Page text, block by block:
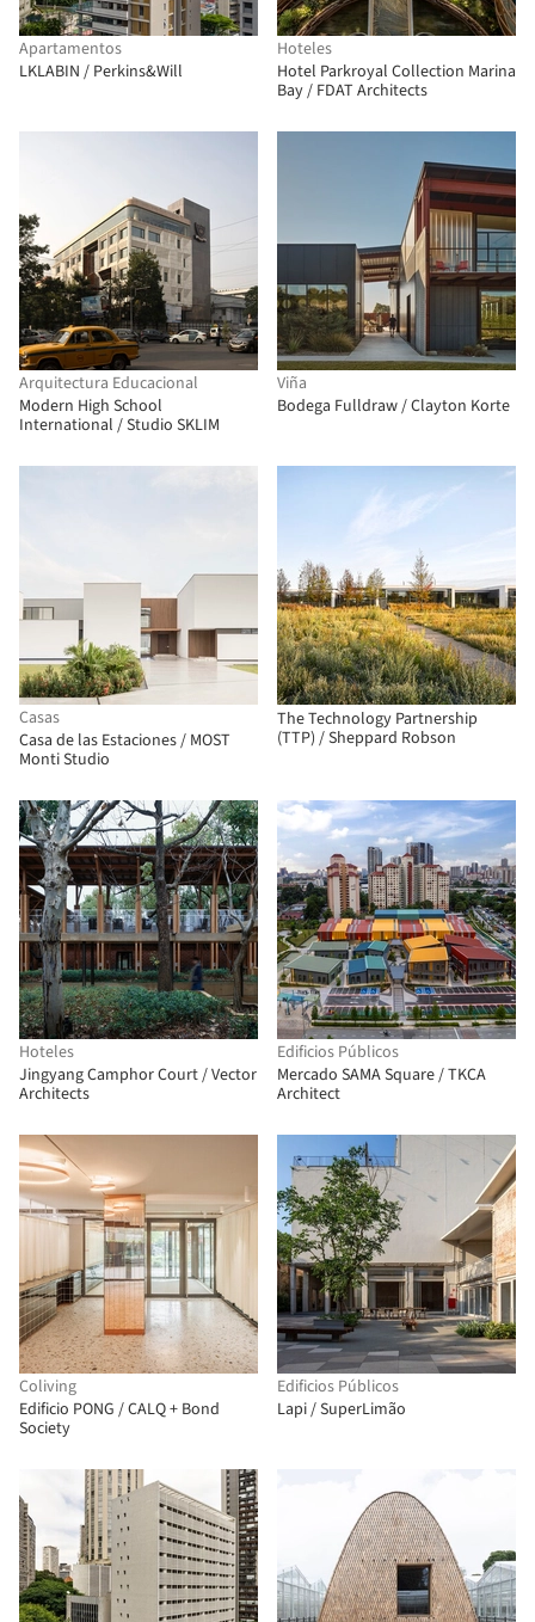
Apartamentos
LKLABIN / Perkins&Will
Hoteles
Hotel Parkroyal Collection Marina
Bay / FDAT Architects
Arquitectura Educacional
Modern High School
International / Studio SKLIM
Viña
Bodega Fulldraw / Clayton Korte
Casas
Casa de las Estaciones / MOST
Monti Studio
The Technology Partnership
(TTP) / Sheppard Robson
Hoteles
Jingyang Camphor Court / Vector
Architects
Edificios Públicos
Mercado SAMA Square / TKCA
Architect
Coliving
Edificio PONG / CALQ + Bond
Society
Edificios Públicos
Lapi / SuperLimão